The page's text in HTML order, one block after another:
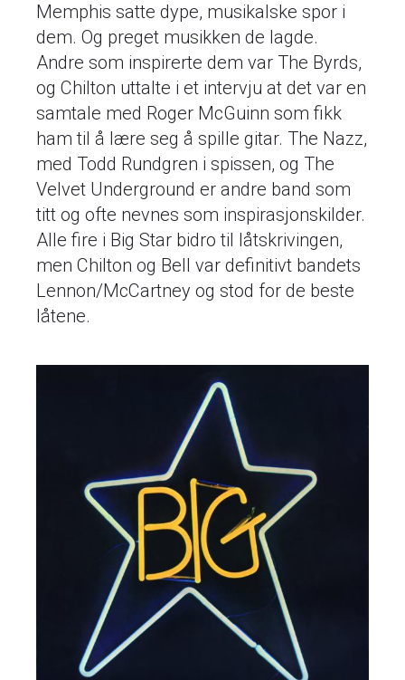
Memphis satte dype, musikalske spor i
dem. Og preget musikken de lagde.
Andre som inspirerte dem var The Byrds,
og Chilton uttalte i et intervju at det var en
samtale med Roger McGuinn som fikk
ham til å lære seg å spille gitar. The Nazz,
med Todd Rundgren i spissen, og The
Velvet Underground er andre band som
titt og ofte nevnes som inspirasjonskilder.
Alle fire i Big Star bidro til låtskrivingen,
men Chilton og Bell var definitivt bandets
Lennon/McCartney og stod for de beste
låtene.